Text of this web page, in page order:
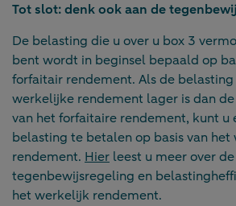
Tot slot: denk ook aan de
De belasting die u over u box 3
bent wordt in beginsel bepaald op
forfaitair rendement. Als de belasting
werkelijke rendement lager is dan
van het forfaitaire rendement, kunt u
belasting te betalen op basis van
rendement. Hier leest u meer over de
tegenbewijsregeling en
het werkelijk rendement.